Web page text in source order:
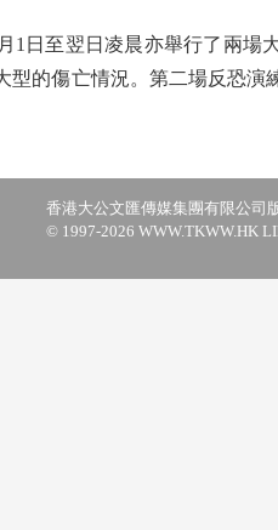
至翌日凌晨亦舉行了兩場
的傷亡情況。第二場反恐
香港大公文匯傳媒集團有限公司
© 1997-2026 WWW.TKWW.HK